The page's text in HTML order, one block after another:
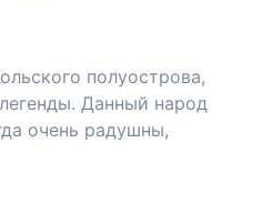
полуострова,
Данный народ
очень радушны,